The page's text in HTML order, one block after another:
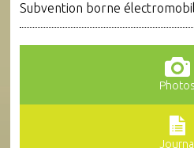
Subvention borne
Photos
Journal